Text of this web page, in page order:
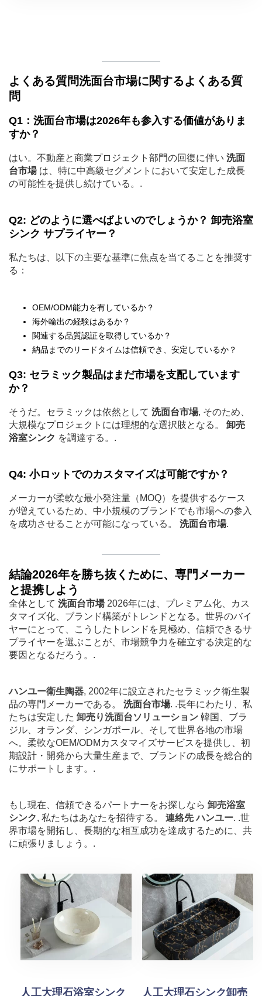
よくある質問洗面台市場に関するよくある質
問
Q1：洗面台市場は2026年も参入する価値がありま
すか？
はい。不動産と商業プロジェクト部門の回復に伴い 洗面
台市場は、特に中高級セグメントにおいて安定した成長
の可能性を提供し続けている。.
Q2: どのように選べばよいのでしょうか？ 卸売浴室
シンク サプライヤー？
私たちは、以下の主要な基準に焦点を当てることを推奨す
る：
OEM/ODM能力を有しているか？
海外輸出の経験はあるか？
関連する品質認証を取得しているか？
納品までのリードタイムは信頼でき、安定しているか？
Q3: セラミック製品はまだ市場を支配しています
か？
そうだ。セラミックは依然として 洗面台市場, そのため、
大規模なプロジェクトには理想的な選択肢となる。 卸売
浴室シンク を調達する。.
Q4: 小ロットでのカスタマイズは可能ですか？
メーカーが柔軟な最小発注量（MOQ）を提供するケース
が増えているため、中小規模のブランドでも市場への参入
を成功させることが可能になっている。 洗面台市場.
結論2026年を勝ち抜くために、専門メーカー
と提携しよう
全体として 洗面台市場2026年には、プレミアム化、カス
タマイズ化、ブランド構築がトレンドとなる。世界のバイ
ヤーにとって、こうしたトレンドを見極め、信頼できるサ
プライヤーを選ぶことが、市場競争力を確立する決定的な
要因となるだろう。.
ハンユー衛生陶器, 2002年に設立されたセラミック衛生製
品の専門メーカーである。 洗面台市場. .長年にわたり、私
たちは安定した 卸売り洗面台ソリューション 韓国、ブラ
ジル、オランダ、シンガポール、そして世界各地の市場
へ。柔軟なOEM/ODMカスタマイズサービスを提供し、初
期設計・開発から大量生産まで、ブランドの成長を総合的
にサポートします。.
もし現在、信頼できるパートナーをお探しなら 卸売浴室
シンク, 私たちはあなたを招待する。 連絡先 ハンユー. .世
界市場を開拓し、長期的な相互成功を達成するために、共
に頑張りましょう。.
人工大理石浴室シンク 人工大理石シンク卸売